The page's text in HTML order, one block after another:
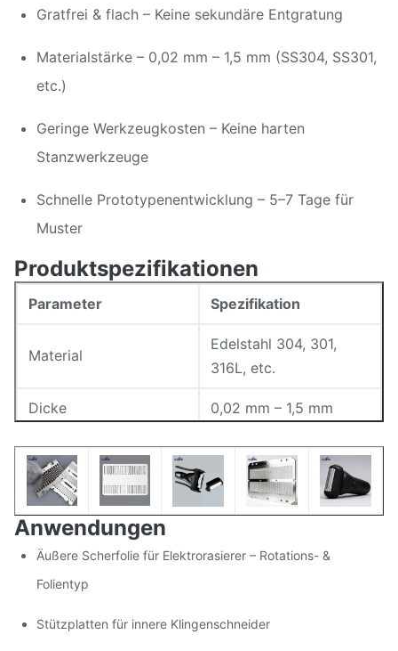
Gratfrei & flach – Keine sekundäre Entgratung
Materialstärke – 0,02 mm – 1,5 mm (SS304, SS301,
etc.)
Geringe Werkzeugkosten – Keine harten
Stanzwerkzeuge
Schnelle Prototypenentwicklung – 5–7 Tage für
Muster
Produktspezifikationen
Parameter Spezifikation
Material
Edelstahl 304, 301,
316L, etc.
Dicke 0,02 mm – 1,5 mm
Linienbreite (min) 0,015 mm
Grat Höhe <0,005 mm
Oberflächengüte
Bedarf
Anwendungen
Äußere Scherfolie für Elektrorasierer – Rotations- &
Folientyp
Stützplatten für innere Klingenschneider